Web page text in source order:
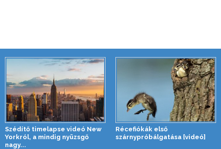
Szédítő timelapse videó New
Yorkról, a mindig nyüzsgő
nagy...
Récefiókák első
szárnypróbálgatása [videó]